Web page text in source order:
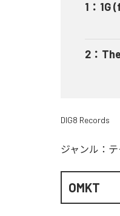
1 ： 1G
2 ：
DIG8 Records
ジャンル： テ
OMKT